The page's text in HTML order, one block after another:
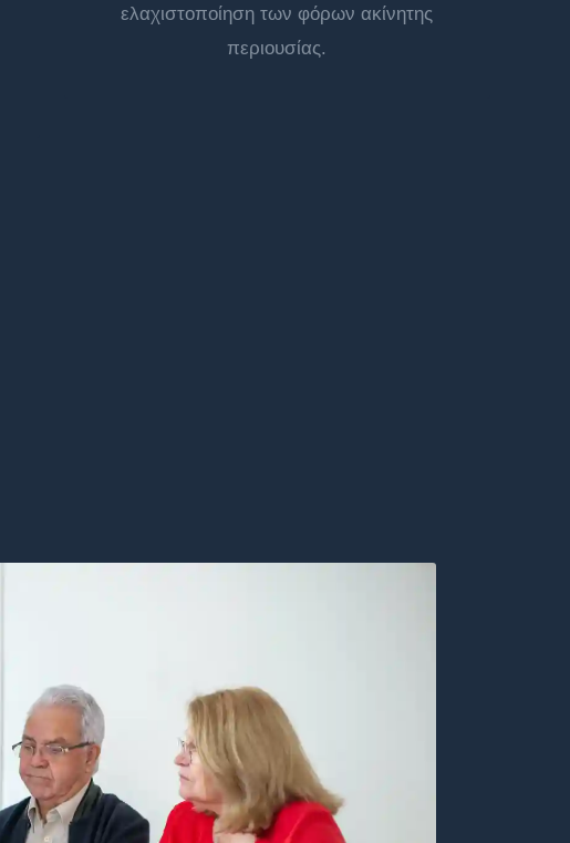
ελαχιστοποίηση των φόρων ακίνητης
περιουσίας.